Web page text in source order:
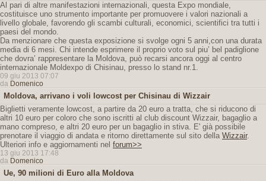
Al pari di altre manifestazioni internazionali, questa Expo mondiale,
costituisce uno strumento importante per promuovere i valori nazionali a
livello globale, favorendo gli scambi culturali, economici, scientifici tra tutti i
paesi del mondo.
Da menzionare che questa exposizione si svolge ogni 5 anni,con una durata
media di 6 mesi. Chi intende esprimere il proprio voto sul piu’ bel padiglione
che dovra’ rappresentare la Moldova, può recarsi ancora oggi al centro
internazionale Moldexpo di Chisinau, presso lo stand nr.1.
09 giu 2013 07:07
da Domenico
Moldova, arrivano i voli lowcost per Chisinau di Wizzair
Biglietti veramente lowcost, a partire da 20 euro a tratta, che si riducono di
altri 10 euro per coloro che sono iscritti al club discount Wizzair, bagaglio a
mano compreso, e altri 20 euro per un bagaglio in stiva. E' già possibile
prenotare il viaggio di andata e ritorno direttamente sul sito della Wizzair.
Ulteriori info e aggiornamenti nel forum>>
13 giu 2013 17:48
da Domenico
Ue, 90 milioni di Euro alla Moldova